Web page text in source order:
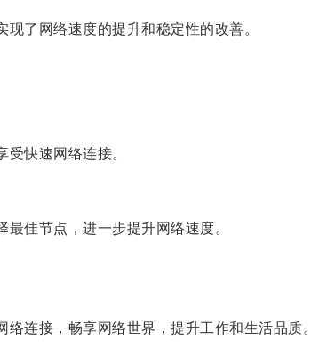
了网络速度的提升和稳定性的改善。
快速网络连接。
佳节点，进一步提升网络速度。
连接，畅享网络世界，提升工作和生活品质。